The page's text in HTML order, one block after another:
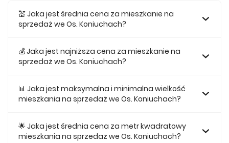
💒 Jaka jest średnia cena za mieszkanie na
sprzedaż we Os. Koniuchach?
Koniuchach wynosi 462 167 zł.
💰 Jaka jest najniższa cena za mieszkanie na
sprzedaż we Os. Koniuchach?
wynosi 355 322 zł.
📊 Jaka jest maksymalna i minimalna wielkość
mieszkania na sprzedaż we Os. Koniuchach?
naszej ofercie ma 49,74, a najmniejsze 26,7.
🌟 Jaka jest średnia cena za metr kwadratowy
mieszkania na sprzedaż we Os. Koniuchach?